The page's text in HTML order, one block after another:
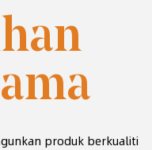
produk berkualiti